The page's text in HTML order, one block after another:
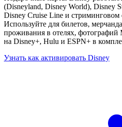
(Disneyland, Disney World), Disney
Disney Cruise Line и стриминговом
Используйте для билетов,
проживания в отелях,
на Disney+, Hulu и ESPN+ в
Узнать как активировать Disney